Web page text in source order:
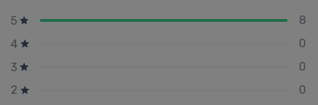
5
8
4
0
3
0
2
0